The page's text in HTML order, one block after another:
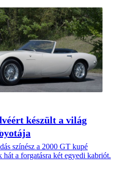
készült a világ
színész a 2000 GT kupé
hát a forgatásra két egyedi kabriót.